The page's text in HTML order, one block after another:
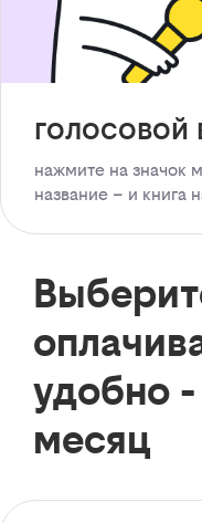
голосовой
нажмите на значок
название – и книга
удобно
месяц